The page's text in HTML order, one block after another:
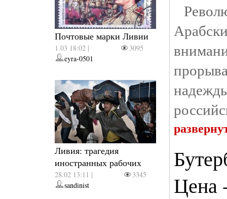
Почтовые марки Ливии
1.03 18:02 |
3095
eyra-0501
Ливия: трагедия
иностранных рабочих
28.02 13:11 |
3345
sandinist
Цена